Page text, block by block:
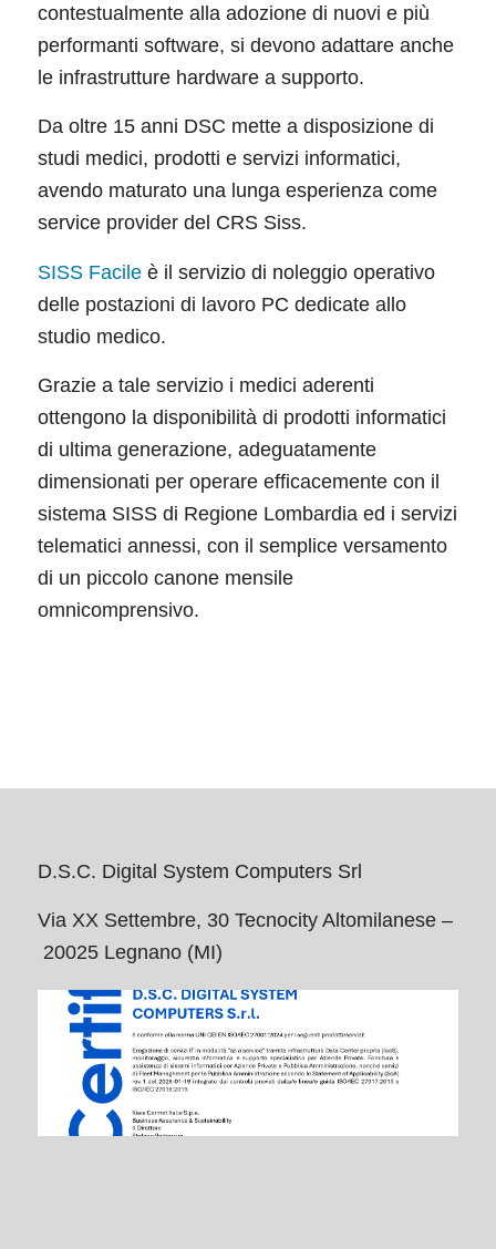
contestualmente alla adozione di nuovi e più
performanti software, si devono adattare anche
le infrastrutture hardware a supporto.
Da oltre 15 anni DSC mette a disposizione di
studi medici, prodotti e servizi informatici,
avendo maturato una lunga esperienza come
service provider del CRS Siss.
SISS Facileè il servizio di noleggio operativo
delle postazioni di lavoro PC dedicate allo
studio medico.
Grazie a tale servizio i medici aderenti
ottengono la disponibilità di prodotti informatici
di ultima generazione, adeguatamente
dimensionati per operare efficacemente con il
sistema SISS di Regione Lombardia ed i servizi
telematici annessi, con il semplice versamento
di un piccolo canone mensile
omnicomprensivo.
D.S.C. Digital System Computers Srl
Via XX Settembre, 30 Tecnocity Altomilanese –
20025 Legnano (MI)